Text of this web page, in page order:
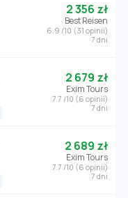
2 356 zł
Best Reisen
6.9 /10 (31 opinii)
7 dni
2 679 zł
Exim Tours
7.7 /10 (6 opinii)
7 dni
2 689 zł
Exim Tours
7.7 /10 (6 opinii)
7 dni